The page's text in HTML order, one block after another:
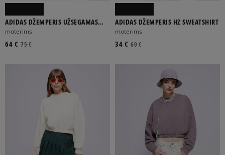
ADIDAS DŽEMPERIS UŽSEGAMAS
SATIN POLKA DOTS TT
moterims
75 €
64 €
ADIDAS DŽEMPERIS HZ SWEATSHIRT
moterims
60 €
34 €